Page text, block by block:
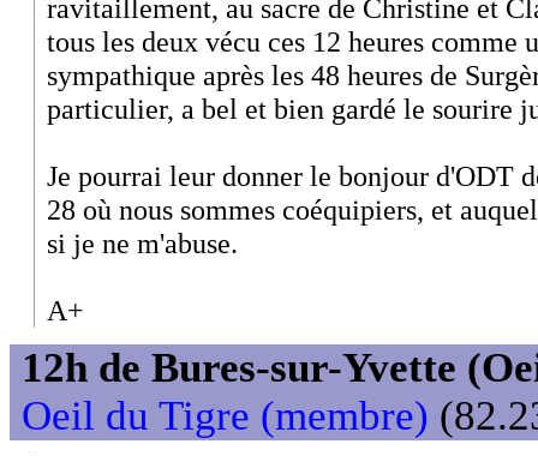
ravitaillement, au sacre de Christine et
tous les deux vécu ces 12 heures comme
sympathique après les 48 heures de
particulier, a bel et bien gardé le sourire
Je pourrai leur donner le bonjour d'ODT
28 où nous sommes coéquipiers, et
si je ne m'abuse.
A+
12h de Bures-sur-Yvette
Oeil du Tigre (membre)